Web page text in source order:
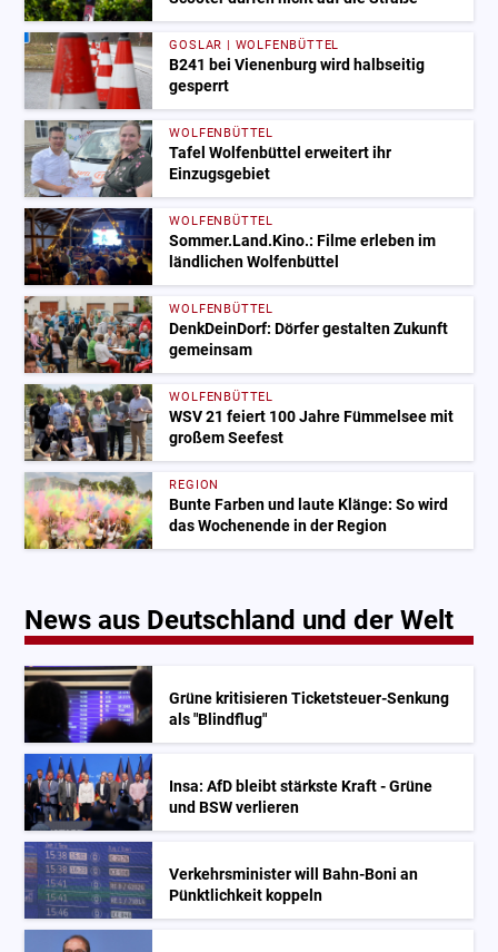
GOSLAR | WOLFENBÜTTEL
B241 bei Vienenburg wird halbseitig
gesperrt
WOLFENBÜTTEL
Tafel Wolfenbüttel erweitert ihr
Einzugsgebiet
WOLFENBÜTTEL
Sommer.Land.Kino.: Filme erleben im
ländlichen Wolfenbüttel
WOLFENBÜTTEL
DenkDeinDorf: Dörfer gestalten Zukunft
gemeinsam
WOLFENBÜTTEL
WSV 21 feiert 100 Jahre Fümmelsee mit
großem Seefest
REGION
Bunte Farben und laute Klänge: So wird
das Wochenende in der Region
News aus Deutschland und der Welt
Grüne kritisieren Ticketsteuer-Senkung
als "Blindflug"
Insa: AfD bleibt stärkste Kraft - Grüne
und BSW verlieren
Verkehrsminister will Bahn-Boni an
Pünktlichkeit koppeln